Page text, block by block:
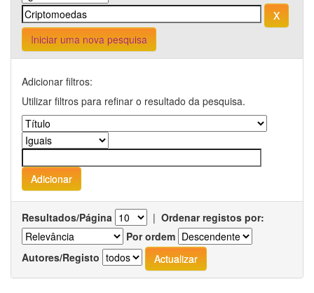
Iniciar uma nova pesquisa
Adicionar filtros:
Utilizar filtros para refinar o resultado da pesquisa.
Resultados/Página | Ordenar registos por:
Por ordem
Autores/Registo